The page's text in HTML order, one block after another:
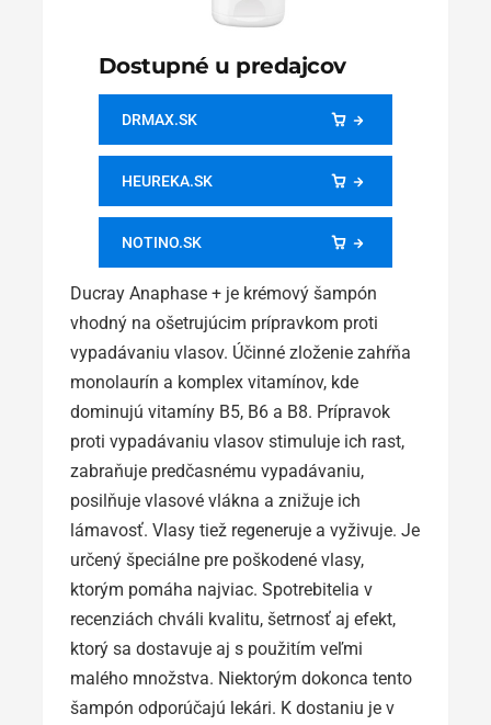
Dostupné u predajcov
DRMAX.SK
HEUREKA.SK
NOTINO.SK
Ducray Anaphase + je krémový šampón
vhodný na ošetrujúcim prípravkom proti
vypadávaniu vlasov. Účinné zloženie zahŕňa
monolaurín a komplex vitamínov, kde
dominujú vitamíny B5, B6 a B8. Prípravok
proti vypadávaniu vlasov stimuluje ich rast,
zabraňuje predčasnému vypadávaniu,
posilňuje vlasové vlákna a znižuje ich
lámavosť. Vlasy tiež regeneruje a vyživuje. Je
určený špeciálne pre poškodené vlasy,
ktorým pomáha najviac. Spotrebitelia v
recenziách chváli kvalitu, šetrnosť aj efekt,
ktorý sa dostavuje aj s použitím veľmi
malého množstva. Niektorým dokonca tento
šampón odporúčajú lekári. K dostaniu je v